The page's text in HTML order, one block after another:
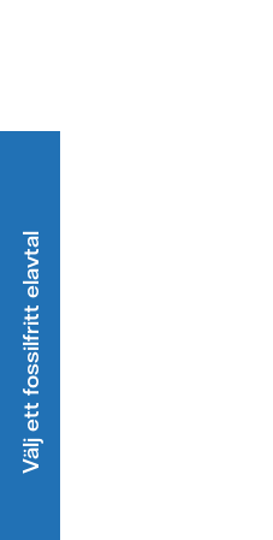
Välj ett fossilfritt elavtal